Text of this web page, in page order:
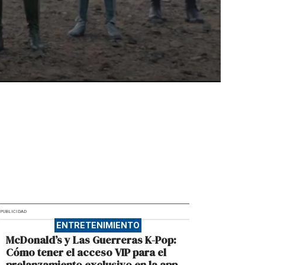
PUBLICIDAD
ENTRETENIMIENTO
McDonald’s y Las Guerreras K-Pop:
Cómo tener el acceso VIP para el